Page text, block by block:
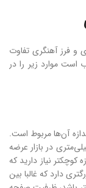
و فرز آهنگری تفاوت
موارد زیر را در
آن‌ها مربوط است.
کلی فرز با سایز‌های 115، 125، 150، 180 و 230 میلی‌متری در بازار عرضه
کوچکتر نیاز دارید که
بزرگتری دارد که غالبا بین